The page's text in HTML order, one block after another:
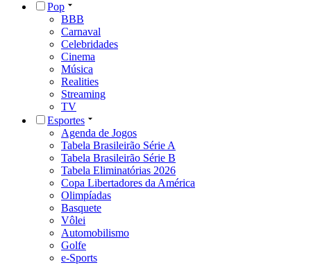
Pop
BBB
Carnaval
Celebridades
Cinema
Música
Realities
Streaming
TV
Esportes
Agenda de Jogos
Tabela Brasileirão Série A
Tabela Brasileirão Série B
Tabela Eliminatórias 2026
Copa Libertadores da América
Olimpíadas
Basquete
Vôlei
Automobilismo
Golfe
e-Sports